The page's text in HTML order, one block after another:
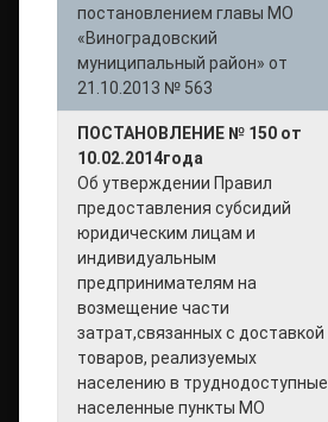
постановлением главы МО
«Виноградовский
муниципальный район» от
21.10.2013 № 563
ПОСТАНОВЛЕНИЕ № 150 от
10.02.2014года
Об утверждении Правил
предоставления субсидий
юридическим лицам и
индивидуальным
предпринимателям на
возмещение части
затрат,связанных с доставкой
товаров, реализуемых
населению в труднодоступные
населенные пункты МО